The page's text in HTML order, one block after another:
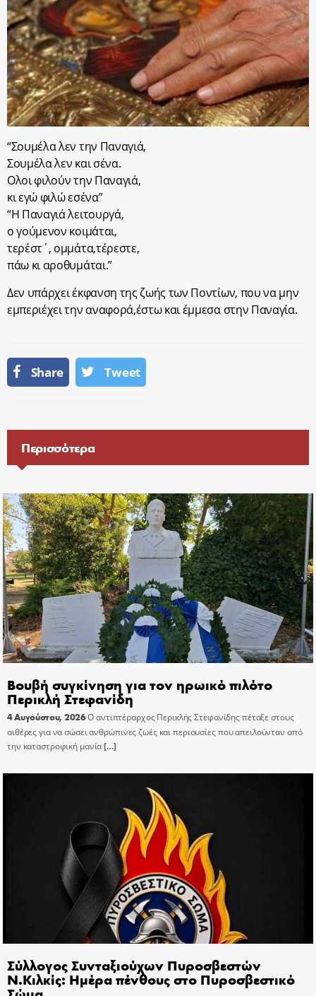
“Σουμέλα λεν την Παναγιά,
Σουμέλα λεν και σένα.
Ολοι φιλούν την Παναγιά,
κι εγώ φιλώ εσένα”
“Η Παναγιά λειτουργά,
ο γούμενον κοιμάται,
τερέστ΄, ομμάτα,τέρεστε,
πάω κι αροθυμάται.”
Δεν υπάρχει έκφανση της ζωής των Ποντίων, που να μην
εμπεριέχει την αναφορά,έστω και έμμεσα στην Παναγία.
Share Tweet
Περισσότερα
Βουβή συγκίνηση για τον ηρωικό πιλότο
Περικλή Στεφανίδη
4 Αυγούστου, 2026Ο αντιπτέραρχος Περικλής Στεφανίδης πέταξε στους
αιθέρες για να σώσει ανθρώπινες ζωές και περιουσίες που απειλούνταν από
την καταστροφική μανία[…]
Σύλλογος Συνταξιούχων Πυροσβεστών
Ν.Κιλκίς: Ημέρα πένθους στο Πυροσβεστικό